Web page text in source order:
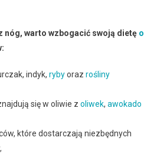
nóg, warto wzbogacić swoją dietę o
indyk, rybyoraz rośliny
się w oliwie z oliwek, awokado
które dostarczają niezbędnych